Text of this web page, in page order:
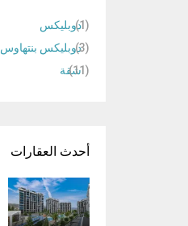
دوبليكس (1)
دوبليكس بنتهاوس (3)
شقة (11)
أحدث العقارات